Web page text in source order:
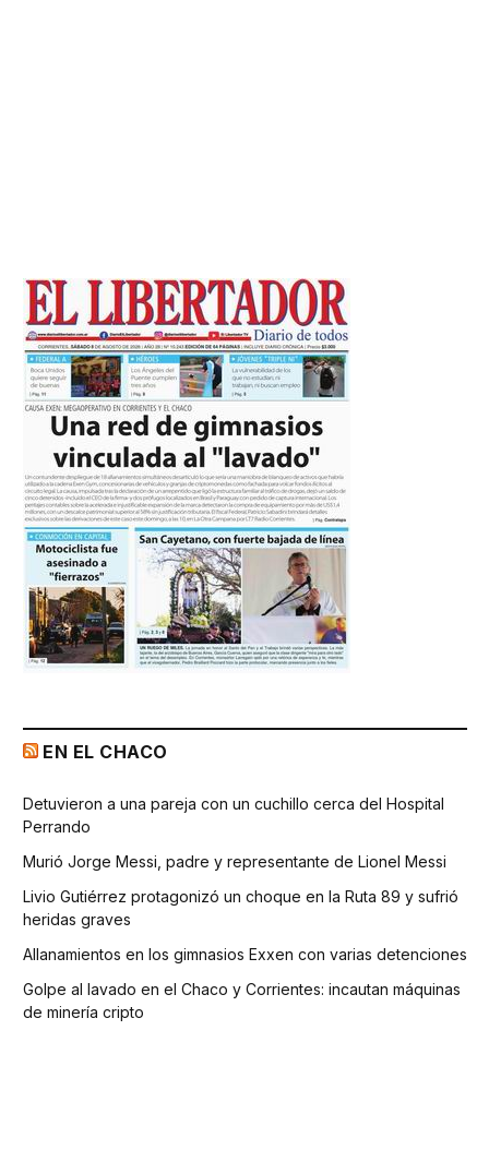
EN EL CHACO
Detuvieron a una pareja con un cuchillo cerca del Hospital
Perrando
Murió Jorge Messi, padre y representante de Lionel Messi
Livio Gutiérrez protagonizó un choque en la Ruta 89 y sufrió
heridas graves
Allanamientos en los gimnasios Exxen con varias detenciones
Golpe al lavado en el Chaco y Corrientes: incautan máquinas
de minería cripto